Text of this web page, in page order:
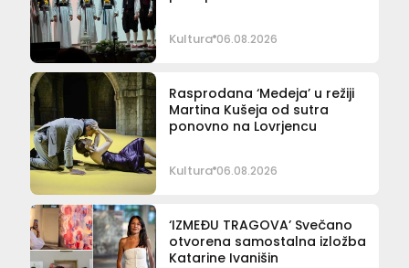
Kultura 06.08.2026
Rasprodana ‘Medeja’ u režiji
Martina Kušeja od sutra
ponovno na Lovrjencu
Kultura 06.08.2026
‘IZMEĐU TRAGOVA’ Svečano
otvorena samostalna izložba
Katarine Ivanišin